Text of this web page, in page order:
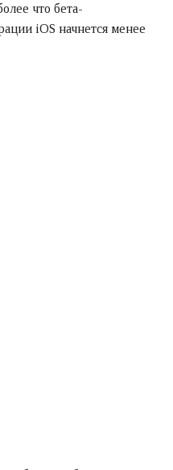
что бета-
iOS начнется менее